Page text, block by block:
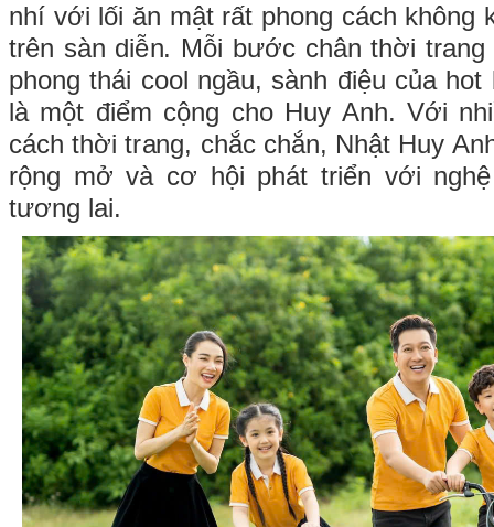
nhí với lối ăn mật rất phong cách không
trên sàn diễn. Mỗi bước chân thời trang
phong thái cool ngầu, sành điệu của
là một điểm cộng cho Huy Anh. Với
cách thời trang, chắc chắn, Nhật Huy
rộng mở và cơ hội phát triển với
tương lai.